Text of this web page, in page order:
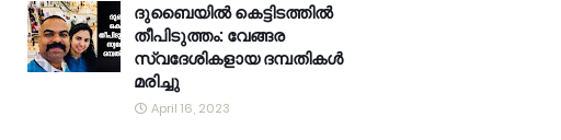
ദുബൈയിൽ കെട്ടിടത്തിൽ
തീപിടുത്തം: വേങ്ങര
സ്വദേശികളായ ദമ്പതികൾ
മരിച്ചു
April 16, 2023